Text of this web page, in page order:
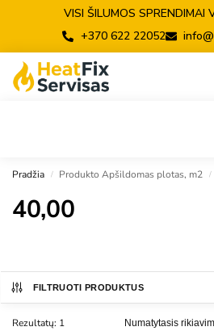
VISI ŠILUMOS SPRENDIMAI
+370 622 22052
Pradžia / Produkto Apšildomas plotas, m2 /
40,00
FILTRUOTI PRODUKTUS
Rezultatų: 1